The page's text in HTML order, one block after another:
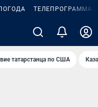
ТЕЛЕПРОГРАММА
татарстанца по США